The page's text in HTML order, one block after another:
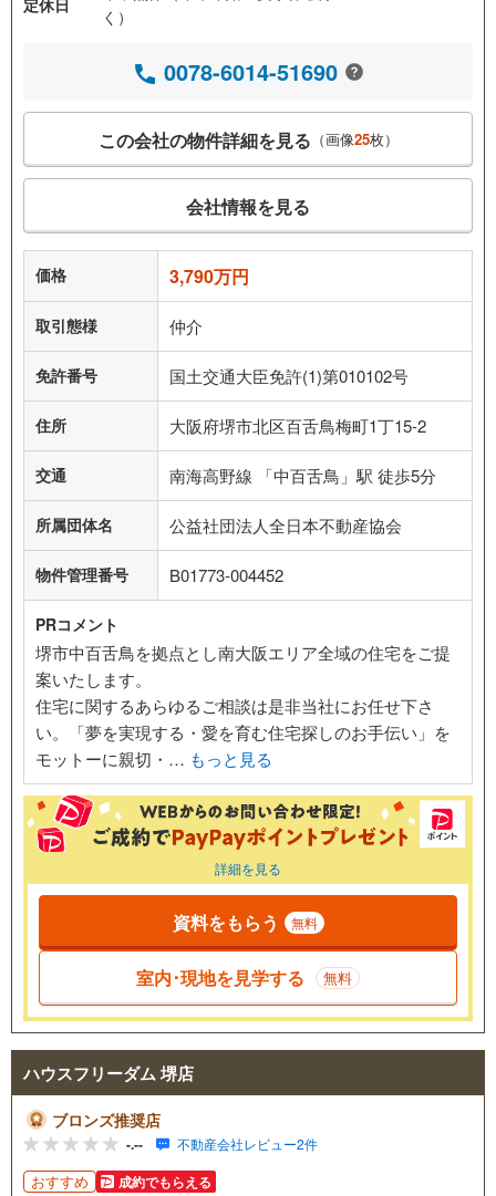
定休日
く）
0078-6014-51690
この会社の物件詳細を見る （画像25枚）
会社情報を見る
価格 3,790万円
取引態様 仲介
免許番号 国土交通大臣免許(1)第010102号
住所 大阪府堺市北区百舌鳥梅町1丁15-2
交通 南海高野線 「中百舌鳥」駅 徒歩5分
所属団体名 公益社団法人全日本不動産協会
物件管理番号 B01773-004452
PRコメント
堺市中百舌鳥を拠点とし南大阪エリア全域の住宅をご提
案いたします。
住宅に関するあらゆるご相談は是非当社にお任せ下さ
い。「夢を実現する・愛を育む住宅探しのお手伝い」を
モットーに親切・… もっと見る
詳細を見る
資料をもらう 無料
室内･現地を見学する 無料
ハウスフリーダム 堺店
ブロンズ推奨店
-.-- 不動産会社レビュー2件
おすすめ 成約でもらえる